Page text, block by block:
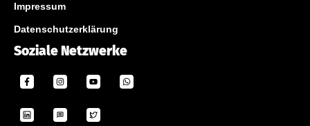
Impressum
Datenschutzerklärung
Soziale Netzwerke